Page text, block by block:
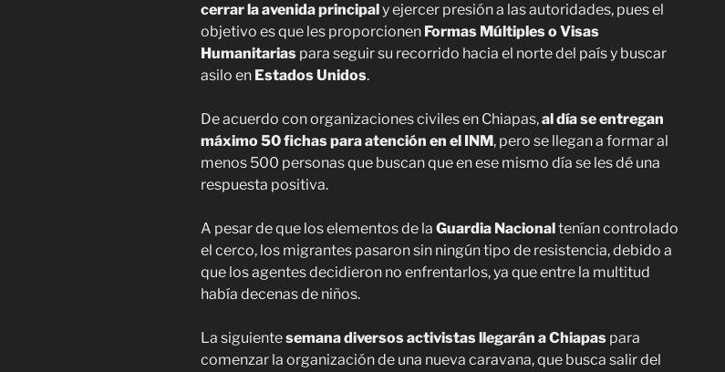
cerrar la avenida principal y ejercer presión a las autoridades, pues el
objetivo es que les proporcionen Formas Múltiples o Visas
Humanitarias para seguir su recorrido hacia el norte del país y buscar
asilo en Estados Unidos.
De acuerdo con organizaciones civiles en Chiapas,al día se entregan
máximo 50 fichas para atención en el INM, pero se llegan a formar al
menos 500 personas que buscan que en ese mismo día se les dé una
respuesta positiva.
A pesar de que los elementos de la Guardia Nacional tenían controlado
el cerco, los migrantes pasaron sin ningún tipo de resistencia, debido a
que los agentes decidieron no enfrentarlos, ya que entre la multitud
había decenas de niños.
La siguientesemana diversos activistas llegarán a Chiapas para
comenzar la organización de una nueva caravana, que busca salir del